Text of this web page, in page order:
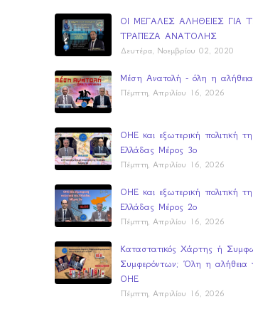
ΟΙ ΜΕΓΑΛΕΣ ΑΛΗΘΕΙΕΣ ΓΙΑ
ΤΡΑΠΕΖΑ ΑΝΑΤΟΛΗΣ
Δευτέρα, Νοεμβρίου 02, 2020
Μέση Ανατολή - όλη η αλήθεια
Πέμπτη, Απριλίου 16, 2026
ΟΗΕ και εξωτερική πολιτική
Ελλάδας Μέρος 3ο
Πέμπτη, Απριλίου 16, 2026
ΟΗΕ και εξωτερική πολιτική
Ελλάδας Μέρος 2ο
Πέμπτη, Απριλίου 16, 2026
Καταστατικός Χάρτης ή
Συμφερόντων; Όλη η αλήθεια
ΟΗΕ
Πέμπτη, Απριλίου 16, 2026